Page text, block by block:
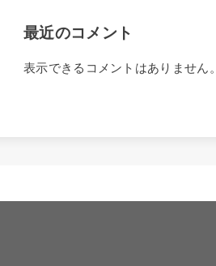
最近のコメント
表示できるコメントはありません。